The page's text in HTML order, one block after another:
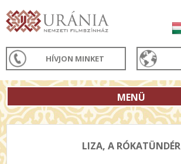
HÍVJON MINKET
MENÜ
LIZA, A RÓKATÜNDÉR